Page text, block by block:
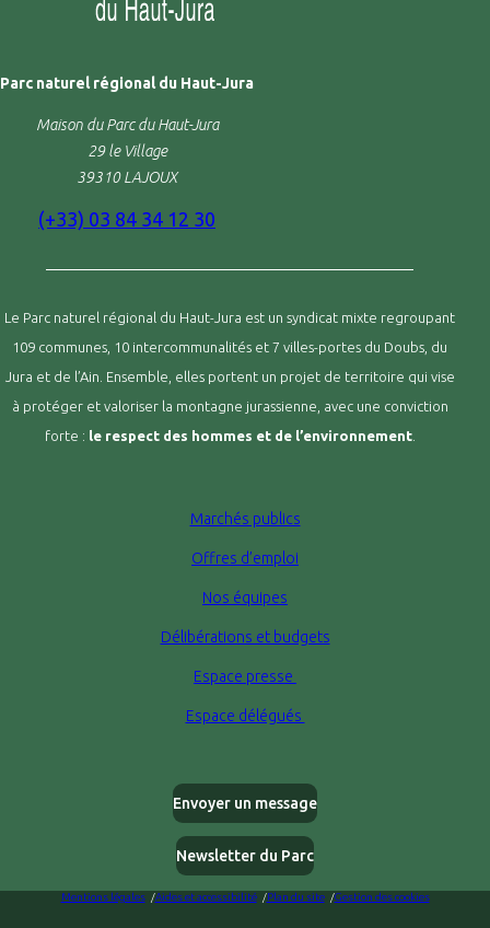
Parc naturel régional du Haut-Jura
Maison du Parc du Haut-Jura
29 le Village
39310 LAJOUX
(+33) 03 84 34 12 30
Le Parc naturel régional du Haut-Jura est un syndicat mixte regroupant
109 communes, 10 intercommunalités et 7 villes-portes du Doubs, du
Jura et de l’Ain. Ensemble, elles portent un projet de territoire qui vise
à protéger et valoriser la montagne jurassienne, avec une conviction
forte : le respect des hommes et de l’environnement.
Marchés publics
Offres d’emploi
Nos équipes
Délibérations et budgets
Espace presse
Espace délégués
Envoyer un message
Newsletter du Parc
Mentions légales Aides et accessibilité Plan du site Gestion des cookies